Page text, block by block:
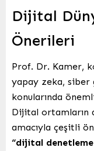
Dijital
Önerileri
Prof. Dr. Kamer,
yapay zeka,
konularında
Dijital ortamların
amacıyla çeşitli
“dijital denetleme